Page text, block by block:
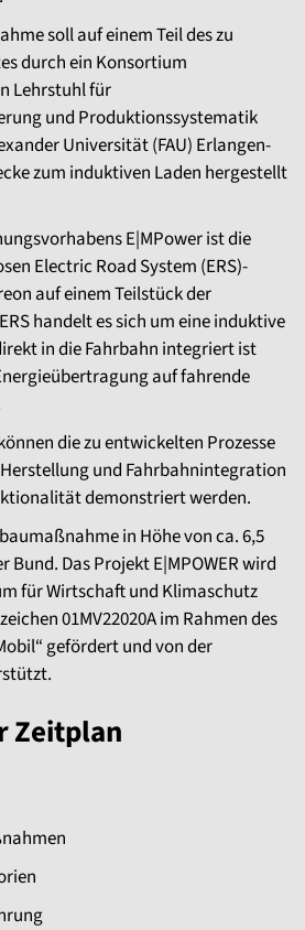
soll auf einem Teil des zu
durch ein Konsortium
Lehrstuhl für
und Produktionssystematik
Universität (FAU) Erlangen-
zum induktiven Laden hergestellt
E|MPower ist die
Electric Road System (ERS)-
auf einem Teilstück der
handelt es sich um eine induktive
in die Fahrbahn integriert ist
auf fahrende
die zu entwickelten Prozesse
und Fahrbahnintegration
demonstriert werden.
in Höhe von ca. 6,5
Das Projekt E|MPOWER wird
für Wirtschaft und Klimaschutz
01MV22020A im Rahmen des
gefördert und von der
Zeitplan